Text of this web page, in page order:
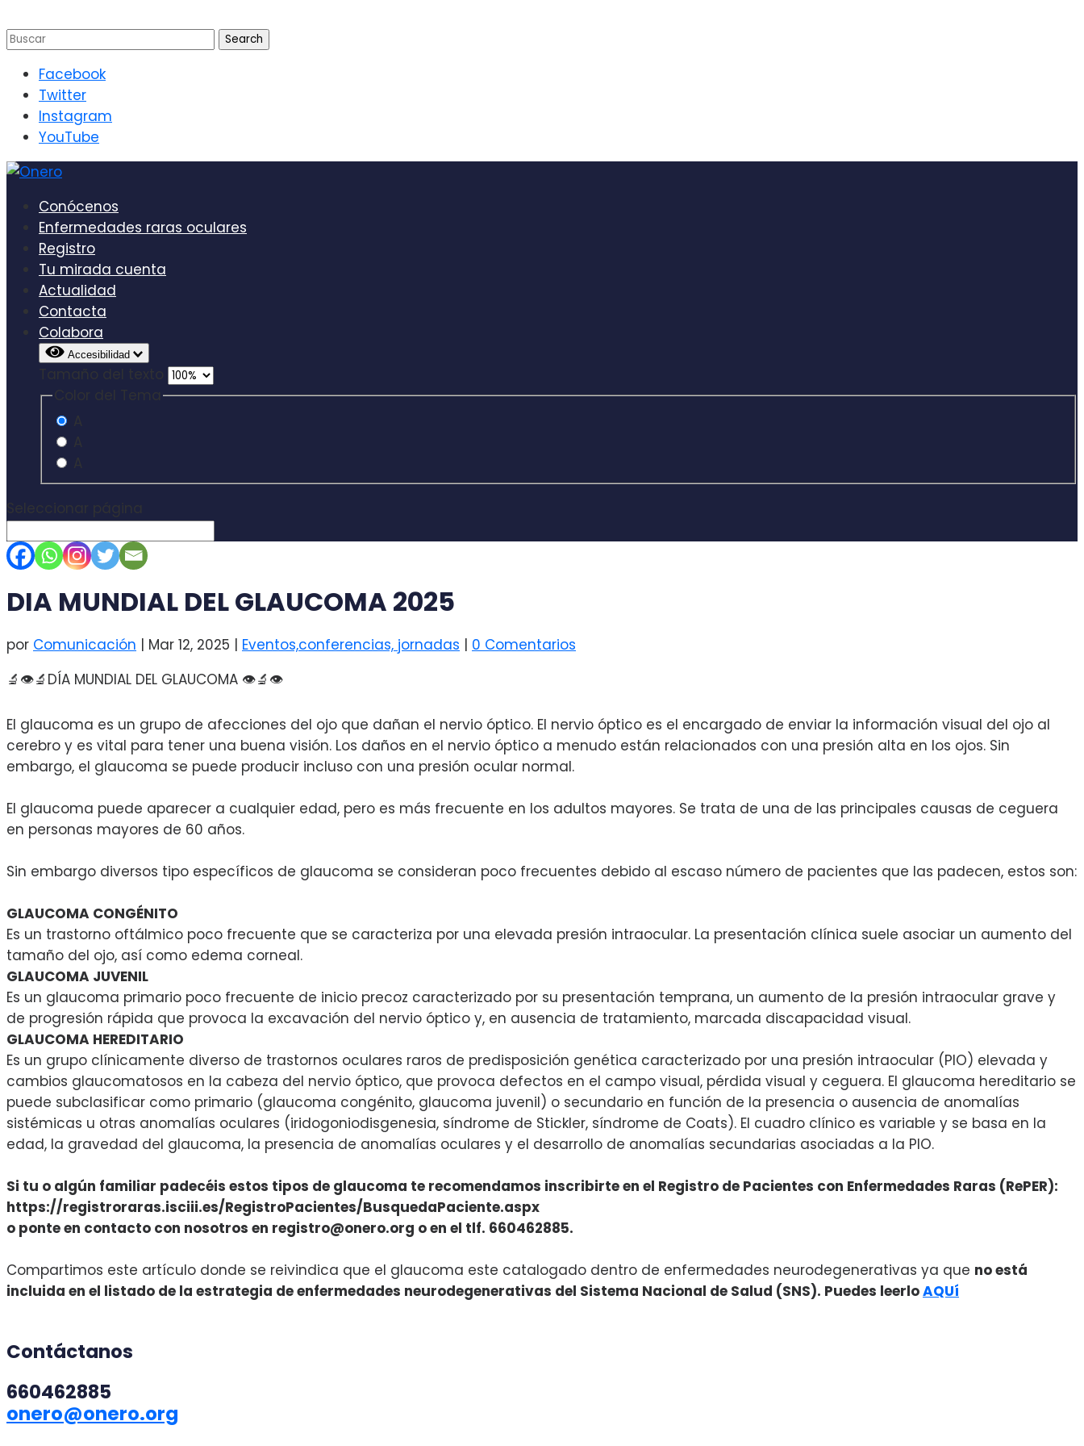
Facebook
Twitter
Instagram
YouTube
Conócenos
Enfermedades raras oculares
Registro
Tu mirada cuenta
Actualidad
Contacta
Colabora
Accesibilidad
DIA MUNDIAL DEL GLAUCOMA 2025
por Comunicación Mar 12, 2025 Eventos,conferencias, jornadas
0 Comentarios
🔬👁️🔬DÍA MUNDIAL DEL GLAUCOMA 👁️🔬👁️
El glaucoma es un grupo de afecciones del ojo que dañan el nervio óptico. El nervio óptico es el encargado de enviar la información visual del ojo al
cerebro y es vital para tener una buena visión. Los daños en el nervio óptico a menudo están relacionados con una presión alta en los ojos. Sin
embargo, el glaucoma se puede producir incluso con una presión ocular normal.
El glaucoma puede aparecer a cualquier edad, pero es más frecuente en los adultos mayores. Se trata de una de las principales causas de ceguera
en personas mayores de 60 años.
Sin embargo diversos tipo específicos de glaucoma se consideran poco frecuentes debido al escaso número de pacientes que las padecen, estos son:
GLAUCOMA CONGÉNITO
Es un trastorno oftálmico poco frecuente que se caracteriza por una elevada presión intraocular. La presentación clínica suele asociar un aumento del
tamaño del ojo, así como edema corneal.
GLAUCOMA JUVENIL
Es un glaucoma primario poco frecuente de inicio precoz caracterizado por su presentación temprana, un aumento de la presión intraocular grave y
de progresión rápida que provoca la excavación del nervio óptico y, en ausencia de tratamiento, marcada discapacidad visual.
GLAUCOMA HEREDITARIO
Es un grupo clínicamente diverso de trastornos oculares raros de predisposición genética caracterizado por una presión intraocular (PIO) elevada y
cambios glaucomatosos en la cabeza del nervio óptico, que provoca defectos en el campo visual, pérdida visual y ceguera. El glaucoma hereditario se
puede subclasificar como primario (glaucoma congénito, glaucoma juvenil) o secundario en función de la presencia o ausencia de anomalías
sistémicas u otras anomalías oculares (iridogoniodisgenesia, síndrome de Stickler, síndrome de Coats). El cuadro clínico es variable y se basa en la
edad, la gravedad del glaucoma, la presencia de anomalías oculares y el desarrollo de anomalías secundarias asociadas a la PIO.
Si tu o algún familiar padecéis estos tipos de glaucoma te recomendamos inscribirte en el Registro de Pacientes con Enfermedades Raras (RePER):
https://registroraras.isciii.es/RegistroPacientes/BusquedaPaciente.aspx
o ponte en contacto con nosotros en registro@onero.org o en el tlf. 660462885.
Compartimos este artículo donde se reivindica que el glaucoma este catalogado dentro de enfermedades neurodegenerativas ya que no está
incluida en el listado de la estrategia de enfermedades neurodegenerativas del Sistema Nacional de Salud (SNS). Puedes leerloAQUí
Contáctanos
660462885
onero@onero.org